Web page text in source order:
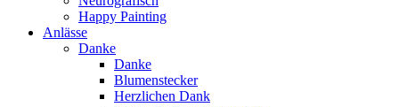
Happy Painting
Anlässe
Danke
Danke
Blumenstecker
Herzlichen Dank